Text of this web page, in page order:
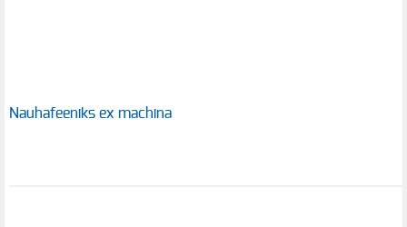
Nauhafeeniks ex machina